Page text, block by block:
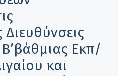
Διευθύνσεις
Εκπ/
και